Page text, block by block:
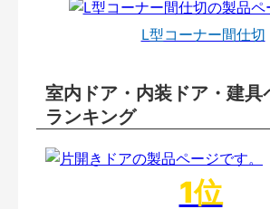
L型コーナー間仕切
室内ドア・内装ドア・建具
ランキング